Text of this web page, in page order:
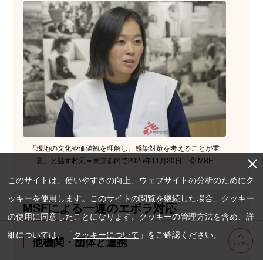
「現地の文化や価値観を理解し、感染対策を考えることが重
要」と話す村元＝東京都内で2025年11月20日 Ⓒ MSF
MSFによる一連のエボラ対応
他機関・団体と連携 トップへ
このサイトは、使いやすさの向上、ウェブサイトの分析のためにク
ッキーを使用します。このサイトの閲覧を継続した場合、クッキー
の使用に同意したことになります。クッキーの管理方法を含め、詳
細については、「クッキーについて 」をご確認ください。